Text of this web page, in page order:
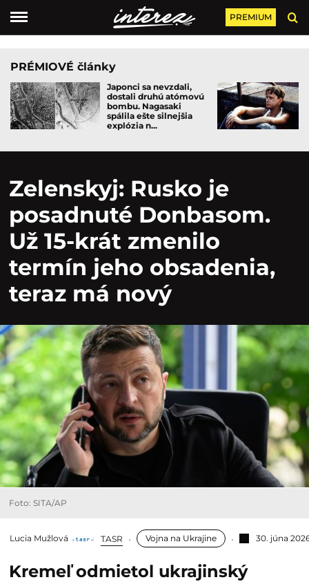
PREMIUM
PRÉMIOVÉ články
Japonci sa nevzdali,
dostali druhú atómovú
bombu. Nagasaki
spálila ešte silnejšia
explózia n...
Zelenskyj: Rusko je
posadnuté Donbasom.
Už 15-krát zmenilo
termín jeho obsadenia,
teraz má nový
Foto: SITA/AP
Lucia Mužlová TASR Vojna na Ukrajine 30. júna
Kremeľ odmietol ukrajinský